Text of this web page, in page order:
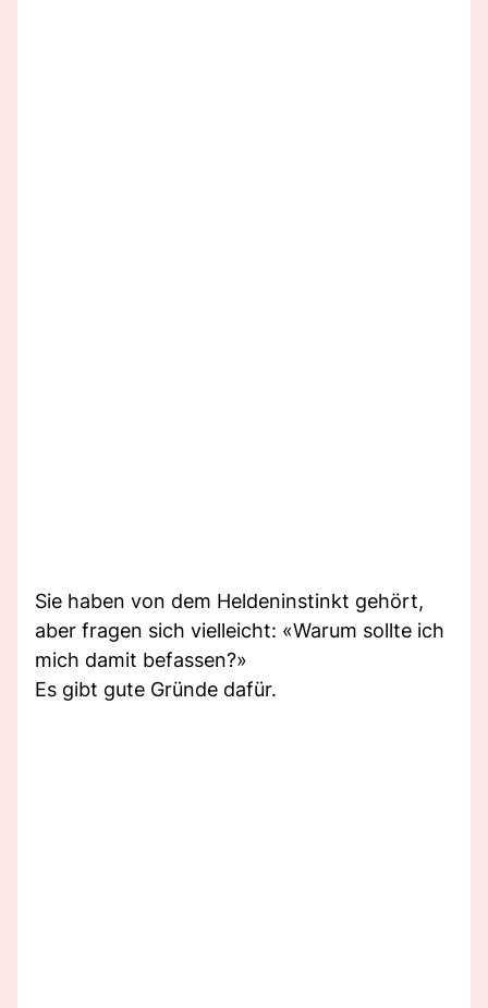
Sie haben von dem Heldeninstinkt gehört,
aber fragen sich vielleicht: «Warum sollte ich
mich damit befassen?»
Es gibt gute Gründe dafür.